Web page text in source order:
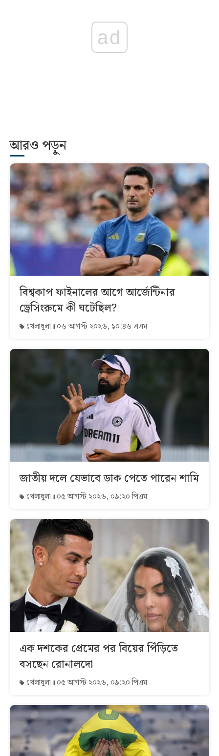
ad
আরও পড়ুন
বিশ্বকাপ ফাইনালের আগে আর্জেন্টিনার
ড্রেসিংরুমে কী ঘটেছিল?
খেলাধুলা ০৬ আগস্ট ২০২৬, ১০:৪৬ এএম
জাতীয় দলে যেভাবে ডাক পেতে পারেন শামি
খেলাধুলা ০৫ আগস্ট ২০২৬, ০৯:২০ পিএম
এক দশকের প্রেমের পর বিয়ের পিঁড়িতে
বসছেন রোনালদো
খেলাধুলা ০৫ আগস্ট ২০২৬, ০৯:২০ পিএম